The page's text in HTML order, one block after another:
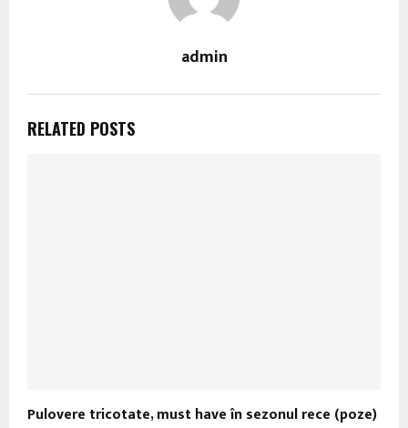
admin
RELATED POSTS
Pulovere tricotate, must have în sezonul rece (poze)